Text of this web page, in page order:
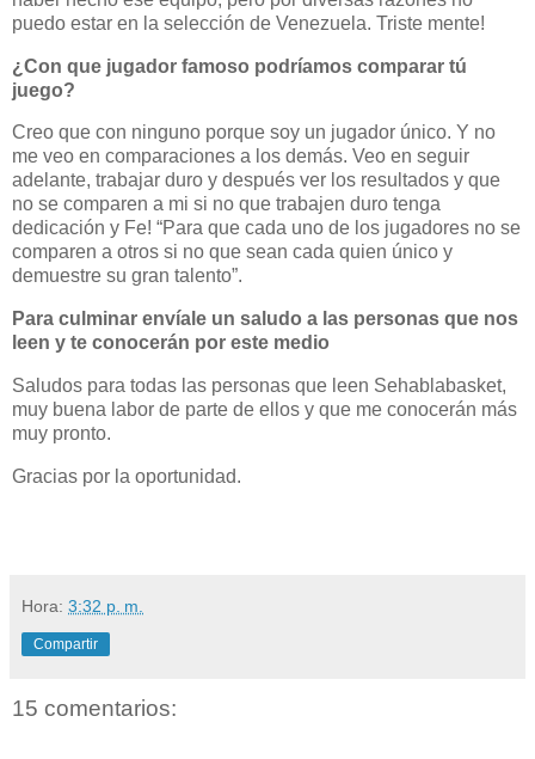
puedo estar en la selección de Venezuela. Triste mente!
¿Con que jugador famoso podríamos comparar tú
juego?
Creo que con ninguno porque soy un jugador único. Y no
me veo en comparaciones a los demás. Veo en seguir
adelante, trabajar duro y después ver los resultados y que
no se comparen a mi si no que trabajen duro tenga
dedicación y Fe! “Para que cada uno de los jugadores no se
comparen a otros si no que sean cada quien único y
demuestre su gran talento”.
Para culminar envíale un saludo a las personas que nos
leen y te conocerán por este medio
Saludos para todas las personas que leen Sehablabasket,
muy buena labor de parte de ellos y que me conocerán más
muy pronto.
Gracias por la oportunidad.
Hora: 3:32 p. m.
Compartir
15 comentarios: